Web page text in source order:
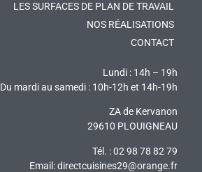
LES SURFACES DE PLAN DE TRAVAIL
NOS RÉALISATIONS
CONTACT
Lundi : 14h – 19h
Du mardi au samedi : 10h-12h et 14h-19h
ZA de Kervanon
29610 PLOUIGNEAU
Tél. : 02 98 78 82 79
Email:directcuisines29@orange.fr